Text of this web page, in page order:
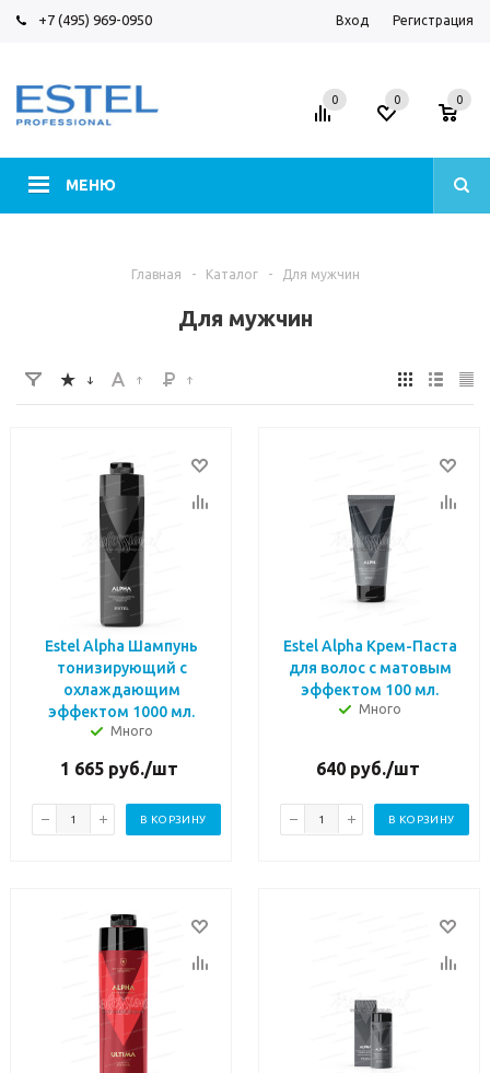
+7 (495) 969-0950 Вход Регистрация
МЕНЮ
0 0 0
Главная - Каталог - Для мужчин
Для мужчин
Estel Alpha Шампунь
тонизирующий с
охлаждающим
эффектом 1000 мл.
Много
1 665 руб./шт
В КОРЗИНУ
Estel Alpha Крем-Паста
для волос с матовым
эффектом 100 мл.
Много
640руб./шт
В КОРЗИНУ